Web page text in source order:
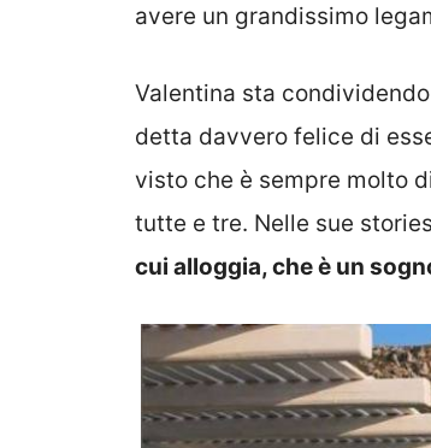
avere un grandissimo
Valentina sta
detta davvero felice di
visto che è sempre molto
tutte e tre. Nelle sue
cui alloggia, che è un